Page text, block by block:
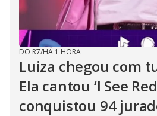
DO R7/HÁ 1 HORA
Luiza chegou com
Ela cantou ‘I See
conquistou 94